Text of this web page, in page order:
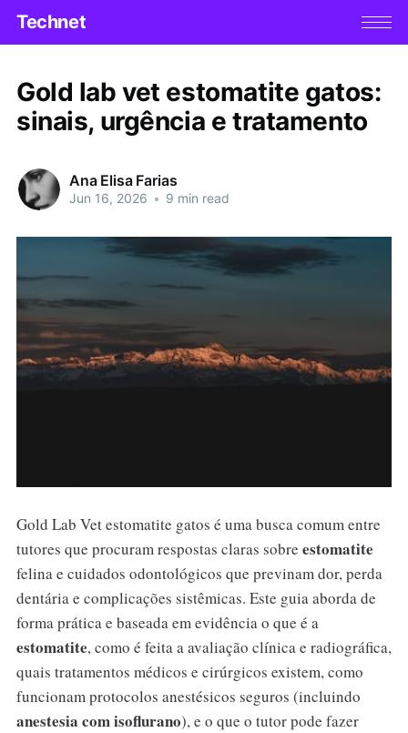
Technet
Gold lab vet estomatite gatos:
sinais, urgência e tratamento
Ana Elisa Farias
Jun 16, 2026 • 9 min read
Gold Lab Vet estomatite gatos é uma busca comum entre
tutores que procuram respostas claras sobre estomatite
felina e cuidados odontológicos que previnam dor, perda
dentária e complicações sistêmicas. Este guia aborda de
forma prática e baseada em evidência o que é a
estomatite, como é feita a avaliação clínica e radiográfica,
quais tratamentos médicos e cirúrgicos existem, como
funcionam protocolos anestésicos seguros (incluindo
anestesia com isoflurano), e o que o tutor pode fazer